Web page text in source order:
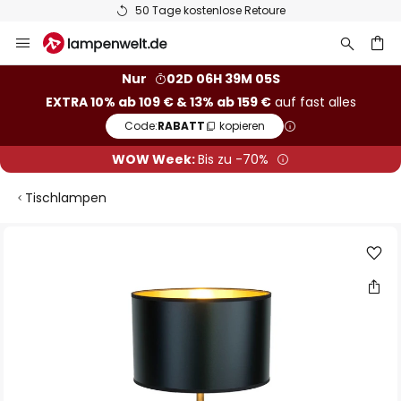
50 Tage kostenlose Retoure
Inhalt
Nur
02D 06H 39M 04S
EXTRA 10% ab 109 € & 13% ab 159 €auf fast alles
Code:RABATT kopieren
WOW Week:Bis zu -70%
Tischlampen